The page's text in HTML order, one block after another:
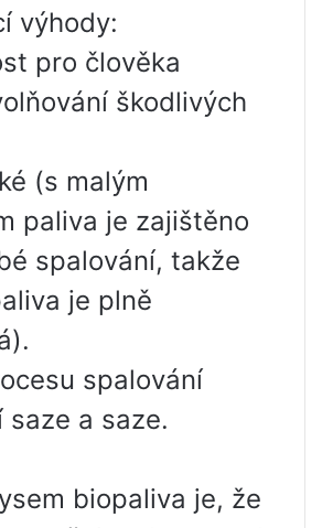
výhody:
pro člověka
škodlivých
(s malým
paliva je zajištěno
spalování, takže
je plně
spalování
saze a saze.
biopaliva je, že